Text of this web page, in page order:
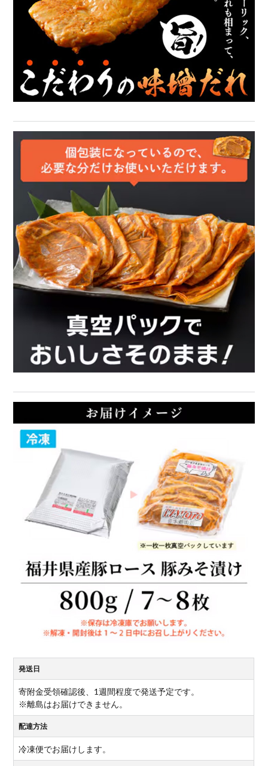
発送日
寄附金受領確認後、1週間程度で発送予定です。
※離島はお届けできません。
配達方法
冷凍便でお届けします。